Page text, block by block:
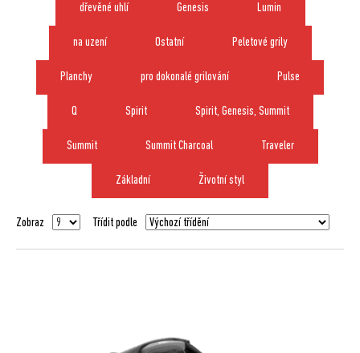
dřevěné uhlí Genesis Lumin
na uzení Ostatní Peletové grily
Planchy pro dokonalé grilování Pulse
Q Spirit Spirit, Genesis, Summit
Summit Summit Charcoal Traveler
Základní Životní styl
Zobraz Třídit podle